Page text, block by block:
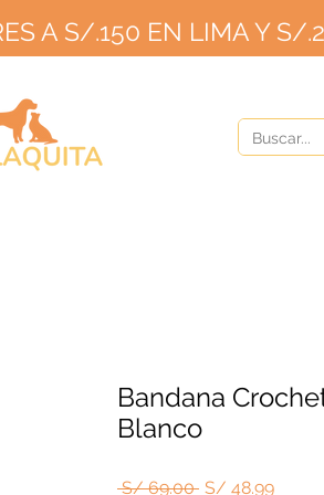
A S/.150 EN LIMA Y S/
Bandana
Blanco
S/ 69.00 Precio
S/ 48.99Precio
DE S/150 EN LIMA Y S/220 EN